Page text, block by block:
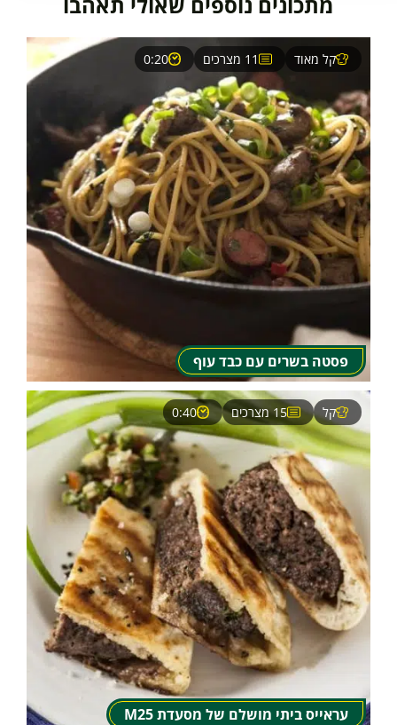
פסטה בשרים עם כבד עוף
קל מאוד 11 מצרכים 0:20
עראייס ביתי מושלם של מסעדת M25
קל 15 מצרכים 0:40